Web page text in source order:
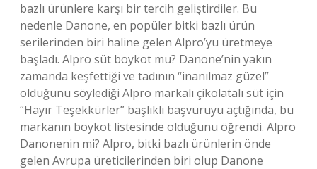
bazlı ürünlere karşı bir tercih geliştirdiler. Bu
nedenle Danone, en popüler bitki bazlı ürün
serilerinden biri haline gelen Alpro’yu üretmeye
başladı. Alpro süt boykot mu? Danone’nin yakın
zamanda keşfettiği ve tadının “inanılmaz güzel”
olduğunu söylediği Alpro markalı çikolatalı süt için
“Hayır Teşekkürler” başlıklı başvuruyu açtığında, bu
markanın boykot listesinde olduğunu öğrendi. Alpro
Danonenin mi? Alpro, bitki bazlı ürünlerin önde
gelen Avrupa üreticilerinden biri olup Danone